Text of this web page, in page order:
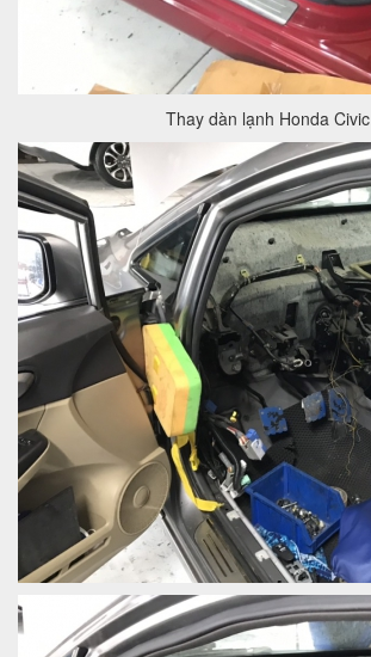
Thay dàn lạnh Honda Civic